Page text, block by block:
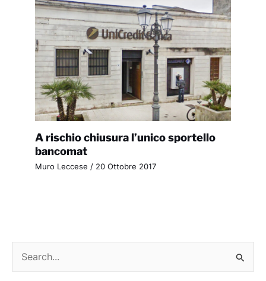
A rischio chiusura l’unico sportello
bancomat
Muro Leccese / 20 Ottobre 2017